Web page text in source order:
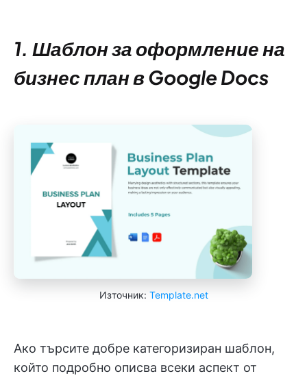
1. Шаблон за оформление на
бизнес план в Google Docs
Източник: Template.net
Ако търсите добре категоризиран шаблон,
който подробно описва всеки аспект от